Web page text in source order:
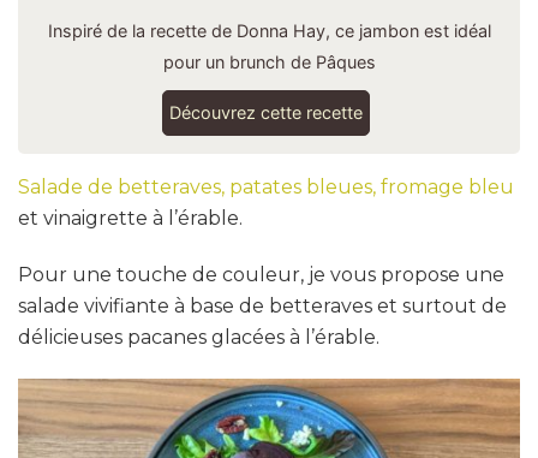
Inspiré de la recette de Donna Hay, ce jambon est idéal
pour un brunch de Pâques
Découvrez cette recette
Salade de betteraves, patates bleues, fromage bleu
et vinaigrette à l’érable.
Pour une touche de couleur, je vous propose une
salade vivifiante à base de betteraves et surtout de
délicieuses pacanes glacées à l’érable.